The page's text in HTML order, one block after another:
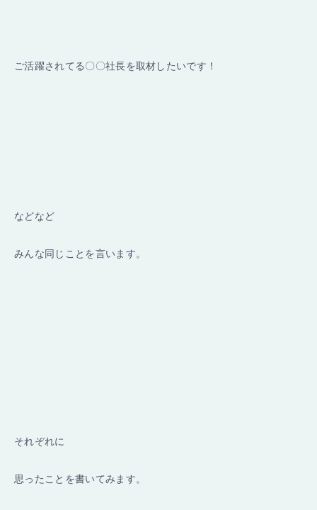
ご活躍されてる〇〇社長を取材したいです！
などなど
みんな同じことを言います。
それぞれに
思ったことを書いてみます。